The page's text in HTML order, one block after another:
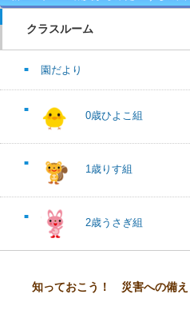
クラスルーム
園だより
0歳ひよこ組
1歳りす組
2歳うさぎ組
知っておこう！ 災害への備え